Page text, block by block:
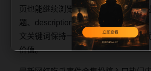
页也能继续浏览同类内容。每日更新
题、description、canonical、主题图
文关键词保持一致，避免只替换词语
价值。